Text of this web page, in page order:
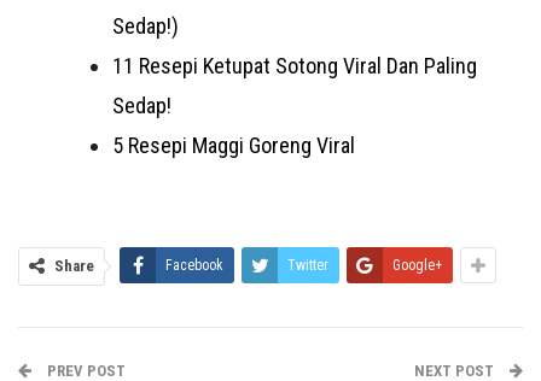
Sedap!)
11 Resepi Ketupat Sotong Viral Dan Paling
Sedap!
5 Resepi Maggi Goreng Viral
Share Facebook Twitter Google+
PREV POST NEXT POST